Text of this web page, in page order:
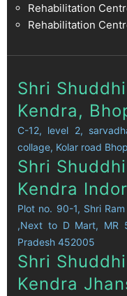
Rehabilitation
Rehabilitation
Shri
Kendra,
C-12, level 2,
collage, Kolar road
Shri
Kendra
Plot no. 90-1, Shri
,Next to D Mart, MR
Pradesh 452005
Shri
Kendra